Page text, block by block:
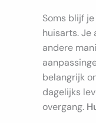
Soms blijf
huisarts. Je
andere
belangrijk
dagelijks
overgang.